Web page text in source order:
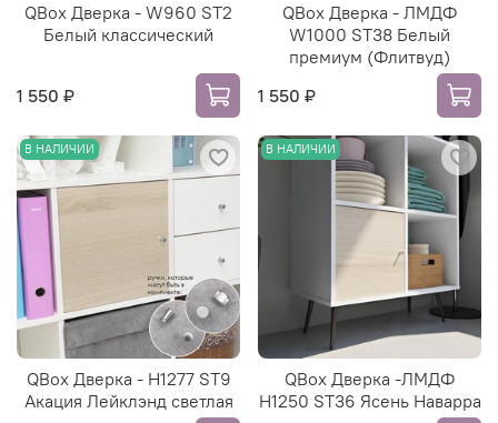
QBox Дверка - W960 ST2
Белый классический
1 550 ₽
QBox Дверка - ЛМДФ
W1000 ST38 Белый
премиум (Флитвуд)
1 550 ₽
В НАЛИЧИИ
QBox Дверка - H1277 ST9
Акация Лейклэнд светлая
В НАЛИЧИИ
QBox Дверка -ЛМДФ
H1250 ST36 Ясень Наварра